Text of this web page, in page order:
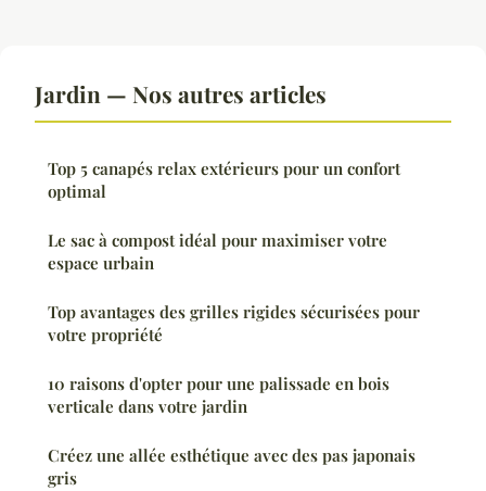
Jardin — Nos autres articles
Top 5 canapés relax extérieurs pour un confort
optimal
Le sac à compost idéal pour maximiser votre
espace urbain
Top avantages des grilles rigides sécurisées pour
votre propriété
10 raisons d'opter pour une palissade en bois
verticale dans votre jardin
Créez une allée esthétique avec des pas japonais
gris